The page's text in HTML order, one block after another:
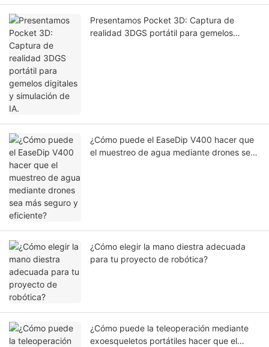
Presentamos Pocket 3D: Captura de
realidad 3DGS portátil para gemelos
¿Cómo puede el EaseDip V400 hacer que
el muestreo de agua mediante drones sea
¿Cómo elegir la mano diestra adecuada
para tu proyecto de robótica?
¿Cómo puede la teleoperación mediante
exoesqueletos portátiles hacer que el